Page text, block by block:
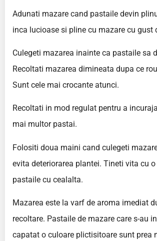
Adunati mazare cand pastaile devin
inca lucioase si pline cu mazare cu gust
Culegeti mazarea inainte ca pastaile sa
Recoltati mazarea dimineata dupa ce
Sunt cele mai crocante atunci.
Recoltati in mod regulat pentru a
mai multor pastai.
Folositi doua maini cand culegeti
evita deteriorarea plantei. Tineti vita cu
pastaile cu cealalta.
Mazarea este la varf de aroma imediat
recoltare. Pastaile de mazare care s-au
capatat o culoare plictisitoare sunt prea